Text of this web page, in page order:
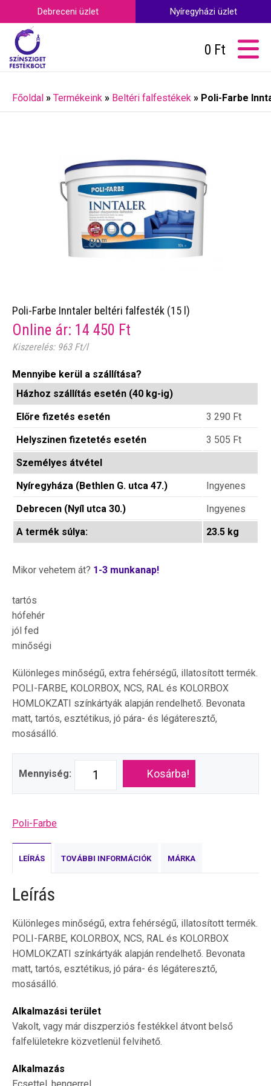
Debreceni üzlet Nyíregyházi üzlet
0 Ft
Főoldal » Termékeink » Beltéri falfestékek » Poli-Farbe
Poli-Farbe Inntaler beltéri falfesték (15 l)
Online ár: 14 450 Ft
Kiszerelés: 963 Ft/l
Mennyibe kerül a szállítása?
Házhoz szállítás esetén (40 kg-ig)
Előre fizetés esetén
3 290 Ft
Helyszinen fizetetés esetén
3 505 Ft
Személyes átvétel
Nyíregyháza (Bethlen G. utca 47.)
Ingyenes
Debrecen (Nyíl utca 30.)
Ingyenes
A termék súlya:
23.5 kg
Mikor vehetem át? 1-3 munkanap!
tartós
hófehér
jól fed
minőségi
Különleges minőségű, extra fehérségű, illatosított termék.
POLI-FARBE, KOLORBOX, NCS, RAL és KOLORBOX
HOMLOKZATI színkártyák alapján rendelhető. Bevonata
matt, tartós, esztétikus, jó pára- és légáteresztő,
mosásálló.
Mennyiség: Kosárba!
Poli-Farbe
LEÍRÁS TOVÁBBI INFORMÁCIÓK MÁRKA
Leírás
Különleges minőségű, extra fehérségű, illatosított termék.
POLI-FARBE, KOLORBOX, NCS, RAL és KOLORBOX
HOMLOKZATI színkártyák alapján rendelhető. Bevonata
matt, tartós, esztétikus, jó pára- és légáteresztő,
mosásálló.
Alkalmazási terület
Vakolt, vagy már diszperziós festékkel átvont belső
falfelületekre közvetlenül felvihető.
Alkalmazás